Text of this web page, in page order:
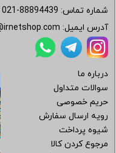
شماره تماس: 021-88894439
آدرس ایمیل:
درباره ما
سوالات متداول
حریم خصوصی
رویه ارسال سفارش
شیوه پرداخت
مرجوع کردن کالا